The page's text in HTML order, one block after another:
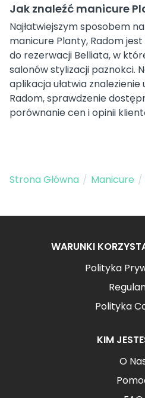
Jak znaleźć manicure
Najłatwiejszym sposobem
manicure Planty, Radom
do rezerwacji Belliata, w
salonów stylizacji paznokci.
aplikacja ułatwia znalezienie
Radom, sprawdzenie
porównanie cen i opinii
Strona Główna / Manicure /
WARUNKI
Polityka
Polityka
KIM
O